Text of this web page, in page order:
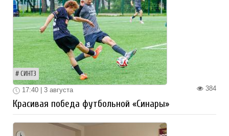
СИНТЗ
384
17:40 | 3 августа
Красивая победа футбольной «Синары»